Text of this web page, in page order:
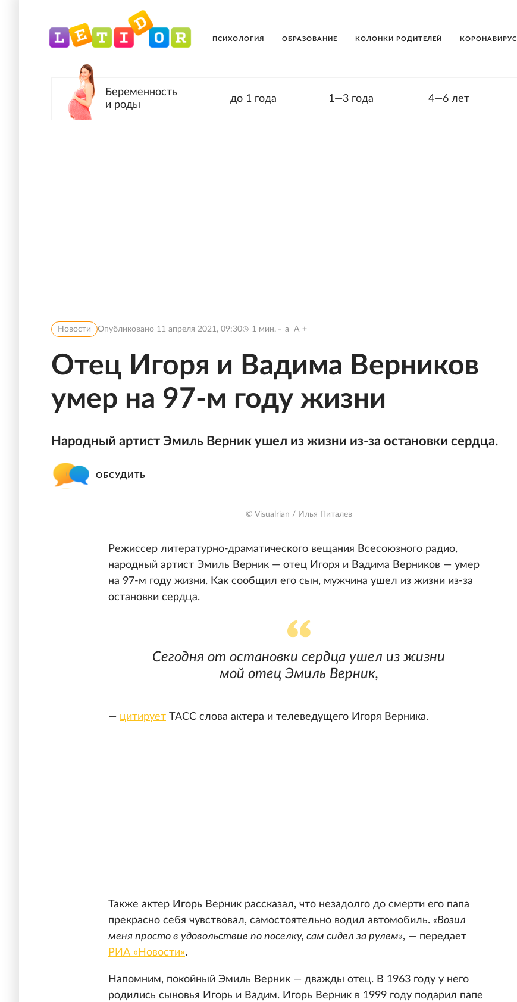
ПСИХОЛОГИЯ ОБРАЗОВАНИЕ КОЛОНКИ РОДИТЕЛЕЙ КОРОНАВИРУС
Беременность
и роды
до 1 года 1—3 года 4—6 лет
Новости Опубликовано 11 апреля 2021, 09:30 1 мин. a A
Отец Игоря и Вадима Верников
умер на 97-м году жизни
Народный артист Эмиль Верник ушел из жизни из-за остановки сердца.
ОБСУДИТЬ
© Visualrian / Илья Питалев
Режиссер литературно-драматического вещания Всесоюзного радио,
народный артист Эмиль Верник — отец Игоря и Вадима Верников — умер
на 97-м году жизни. Как сообщил его сын, мужчина ушел из жизни из-за
остановки сердца.
Сегодня от остановки сердца ушел из жизни
мой отец Эмиль Верник,
— цитирует ТАСС слова актера и телеведущего Игоря Верника.
Также актер Игорь Верник рассказал, что незадолго до смерти его папа
прекрасно себя чувствовал, самостоятельно водил автомобиль. «Возил
меня просто в удовольствие по поселку, сам сидел за рулем», — передает
РИА «Новости».
Напомним, покойный Эмиль Верник — дважды отец. В 1963 году у него
родились сыновья Игорь и Вадим. Игорь Верник в 1999 году подарил папе